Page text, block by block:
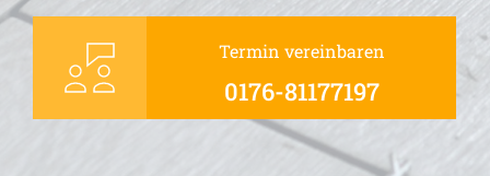
Termin vereinbaren
0176-81177197